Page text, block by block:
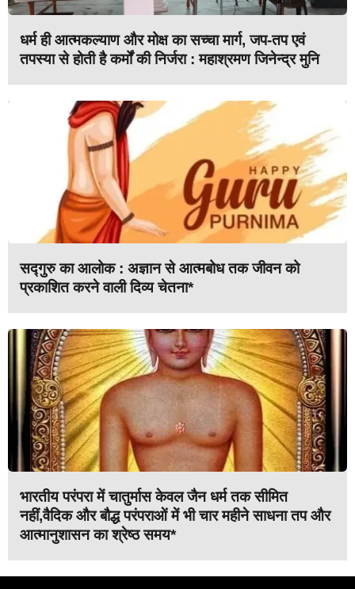
धर्म ही आत्मकल्याण और मोक्ष का सच्चा मार्ग, जप-तप एवं
तपस्या से होती है कर्मों की निर्जरा : महाश्रमण जिनेन्द्र मुनि
सद्गुरु का आलोक : अज्ञान से आत्मबोध तक जीवन को
प्रकाशित करने वाली दिव्य चेतना*
भारतीय परंपरा में चातुर्मास केवल जैन धर्म तक सीमित
नहीं,वैदिक और बौद्ध परंपराओं में भी चार महीने साधना तप और
आत्मानुशासन का श्रेष्ठ समय*